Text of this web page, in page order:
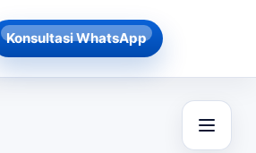
Konsultasi WhatsApp